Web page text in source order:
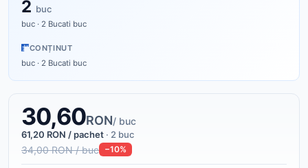
2 buc
buc · 2 Bucati buc
CONȚINUT
buc · 2 Bucati buc
30,60RON/ buc
61,20 RON / pachet · 2 buc
34,00 RON / buc −10%